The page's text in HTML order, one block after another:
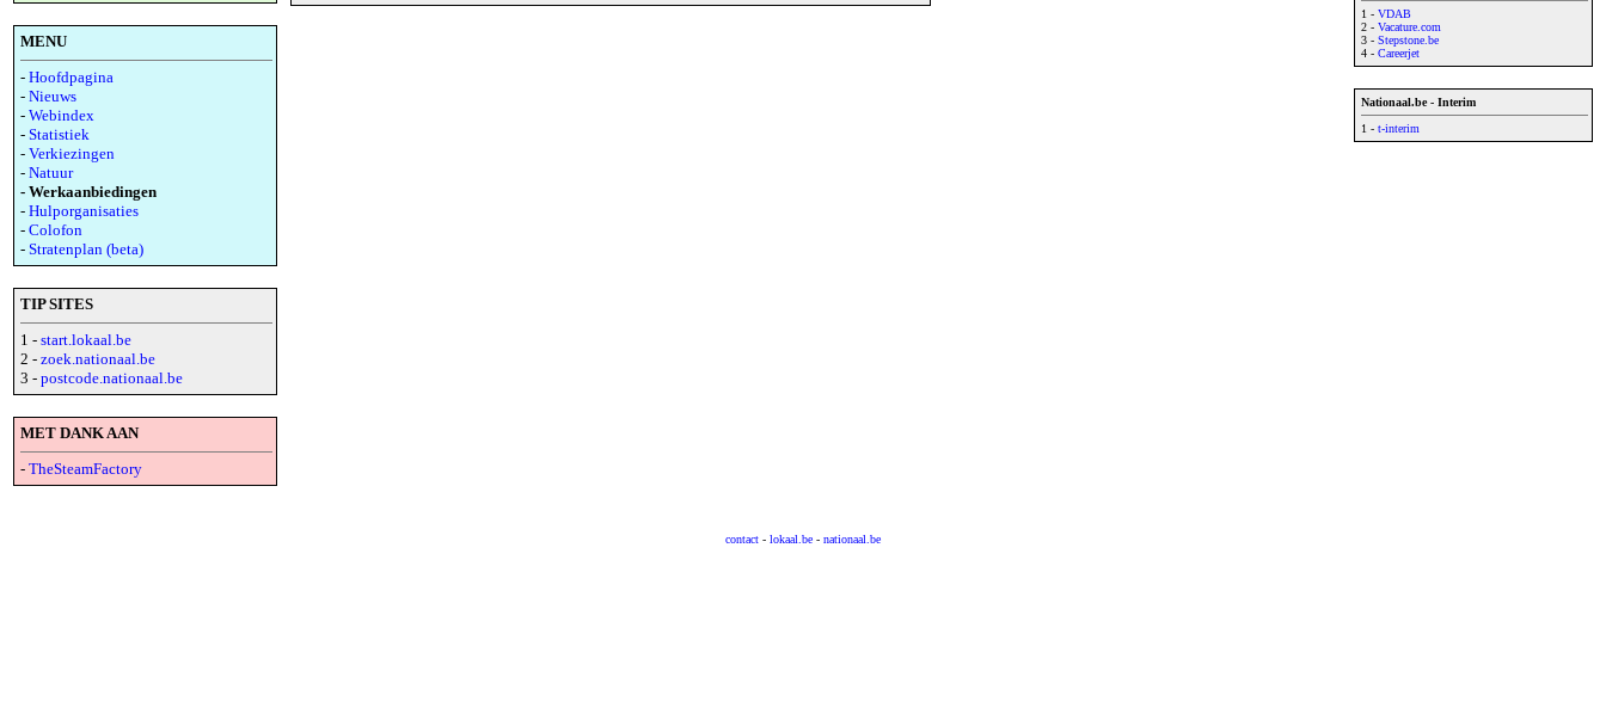
MENU
- Hoofdpagina
- Nieuws
- Webindex
- Statistiek
- Verkiezingen
- Natuur
- Werkaanbiedingen
- Hulporganisaties
- Colofon
- Stratenplan (beta)
TIP SITES
1 - start.lokaal.be
2 - zoek.nationaal.be
3 - postcode.nationaal.be
MET DANK AAN
- TheSteamFactory
1 - VDAB
2 - Vacature.com
3 - Stepstone.be
4 - Careerjet
Nationaal.be - Interim
1 - t-interim
contact - lokaal.be - nationaal.be